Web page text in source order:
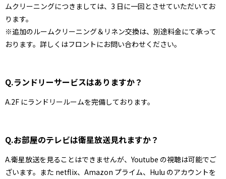
ムクリーニングにつきましては、3 日に一回とさせていただいてお
ります。
※追加のルームクリーニング＆リネン交換は、別途料金にて承って
おります。詳しくはフロントにお問い合わせください。
Q.ランドリーサービスはありますか？
A.2F にランドリールームを完備しております。
Q.お部屋のテレビは衛星放送見れますか？
A.衛星放送を見ることはできませんが、Youtube の視聴は可能でご
ざいます。また netflix、Amazon プライム、Hulu のアカウントを